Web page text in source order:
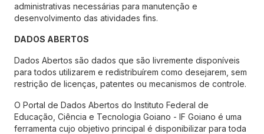
administrativas necessárias para manutenção e
desenvolvimento das atividades fins.
DADOS ABERTOS
Dados Abertos são dados que são livremente disponíveis
para todos utilizarem e redistribuírem como desejarem, sem
restrição de licenças, patentes ou mecanismos de controle.
O Portal de Dados Abertos do Instituto Federal de
Educação, Ciência e Tecnologia Goiano - IF Goiano é uma
ferramenta cujo objetivo principal é disponibilizar para toda